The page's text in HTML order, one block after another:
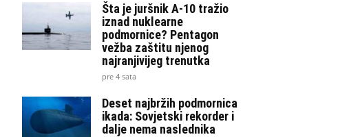
Šta je juršnik A-10 tražio
iznad nuklearne
podmornice? Pentagon
vežba zaštitu njenog
najranjivijeg trenutka
pre 4 sata
Deset najbržih podmornica
ikada: Sovjetski rekorder i
dalje nema naslednika